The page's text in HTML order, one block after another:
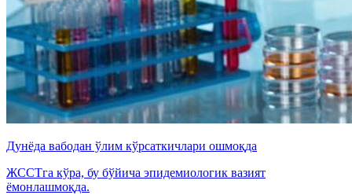
Дунёда вабодан ўлим кўрсаткичлари ошмоқда
ЖССТга кўра, бу бўйича эпидемиологик вазият
ёмонлашмоқда.